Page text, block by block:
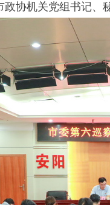
协机关党组书记